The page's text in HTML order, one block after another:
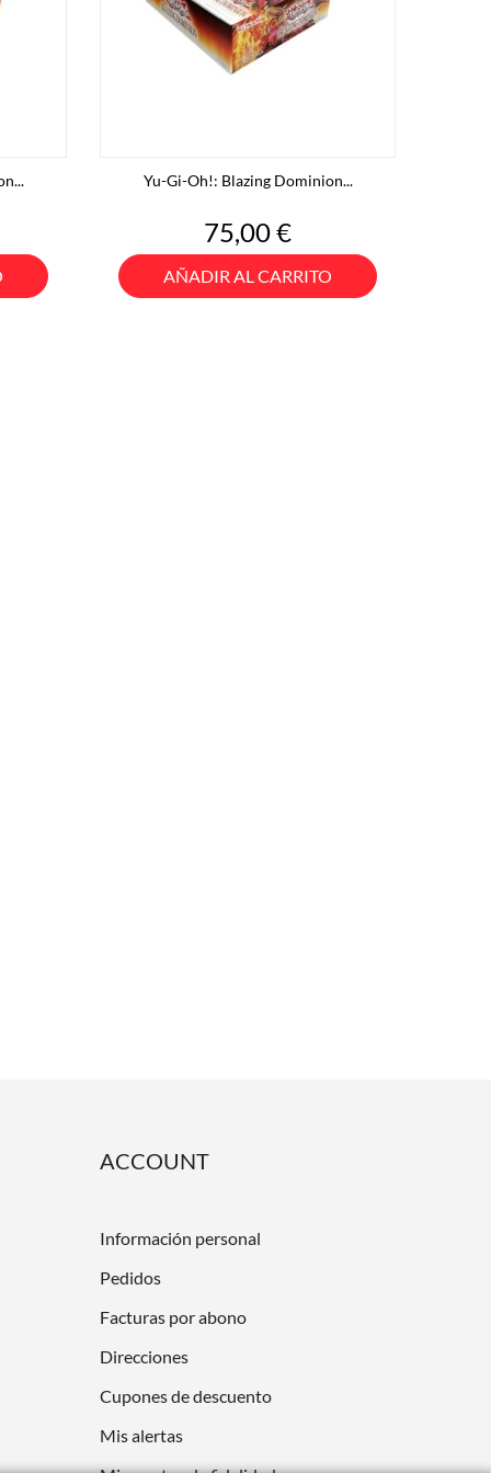
Yu-Gi-Oh!: Blazing Dominion...
Precio
75,00 €
AÑADIR AL CARRITO
ACCOUNT
Información personal
Pedidos
Facturas por abono
Direcciones
Cupones de descuento
Mis alertas